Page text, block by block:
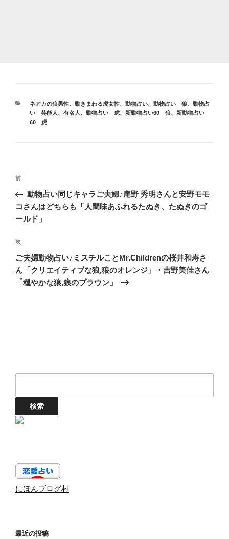
カ
テ
ゴ
ネアカの狼男性、 動きまわる虎女性、 動物占い、 動物占い 狼、 動物占
い 芸能人、有名人 、 動物占い 虎、 新動物占い60 狼、 新動物占い
60 虎
投
ナ
ビ
ー
シ
ョ
ン
前
の
投
前
動物占い同じキャラご夫婦♪庵野 秀明さんと安野モモ
コさんはどちらも「人間味あふれるたぬき、たぬきのゴ
ールド」
次
の
投
稿
次
ご夫婦動物占い♪ミスチルことMr.Childrenの桜井和寿さ
ん「クリエイティブな狼,狼のオレンジ」・吉野美佳さん
「穏やかな狼,狼のブラウン」
にほんブログ村
最近の投稿